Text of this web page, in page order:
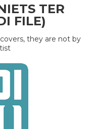
TER
FILE)
they are not by